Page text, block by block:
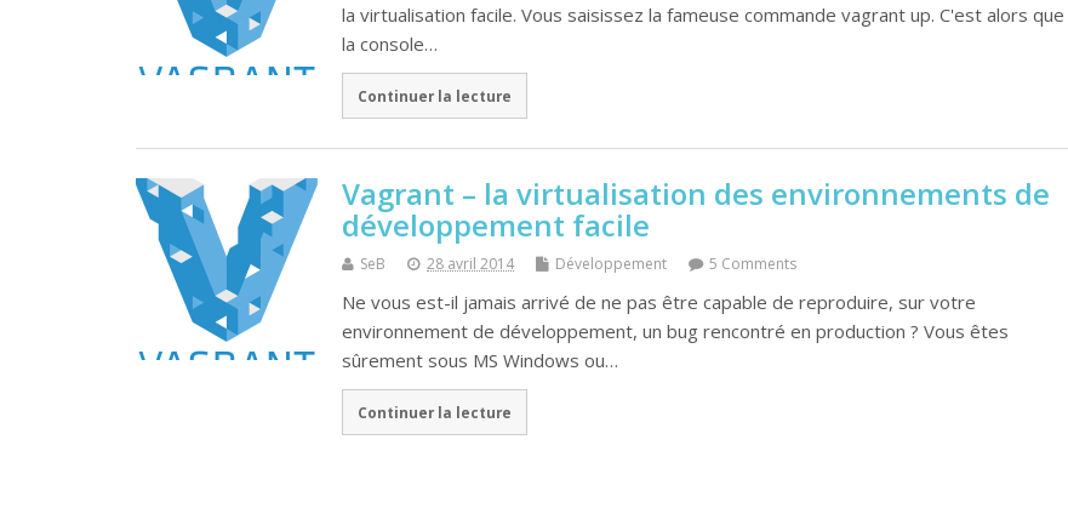
la virtualisation facile. Vous saisissez la fameuse commande vagrant up. C'est alors que
la console…
Continuer la lecture
Vagrant – la virtualisation des environnements de
développement facile
SeB 28 avril 2014 Développement 5 Comments
Ne vous est-il jamais arrivé de ne pas être capable de reproduire, sur votre
environnement de développement, un bug rencontré en production ? Vous êtes
sûrement sous MS Windows ou…
Continuer la lecture